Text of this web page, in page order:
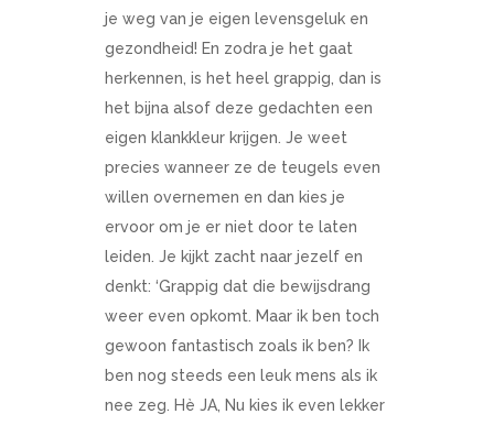
je weg van je eigen levensgeluk en
gezondheid! En zodra je het gaat
herkennen, is het heel grappig, dan is
het bijna alsof deze gedachten een
eigen klankkleur krijgen. Je weet
precies wanneer ze de teugels even
willen overnemen en dan kies je
ervoor om je er niet door te laten
leiden. Je kijkt zacht naar jezelf en
denkt: ‘Grappig dat die bewijsdrang
weer even opkomt. Maar ik ben toch
gewoon fantastisch zoals ik ben? Ik
ben nog steeds een leuk mens als ik
nee zeg. Hè JA, Nu kies ik even lekker